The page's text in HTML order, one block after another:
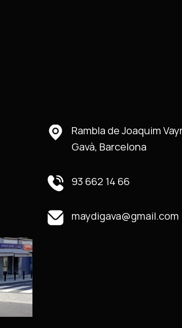
Rambla de Joaquim
Gavà, Barcelona
93 662 14 66
maydigava@gmail.com